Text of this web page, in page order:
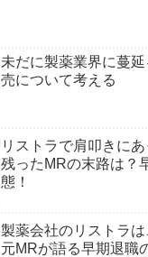
未だに製薬業界に蔓
売について考える
リストラで肩叩きに
残ったMRの末路は？
態！
製薬会社のリストラは
元MRが語る早期退職